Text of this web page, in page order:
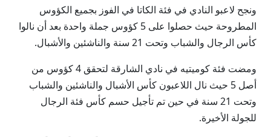
ونجح لاعبو النادي في فئة الكاتا في الفوز بجميع الكؤوس
المطروحة حيث حصلوا على 5 كؤوس جملة واحدة بعد أن نالوا
كأس الرجال والشباب وتحت 21 سنة والناشئين والأشبال.
ومضت فئة كوميتيه في نادي الشارقة لتحقق 4 كؤوس من
أصل 5 حيث نال اللاعبون كأس الأشبال والناشئين والشباب
وتحت 21 سنة في حين تم تأجيل حسم كأس فئة الرجال
للجولة الأخيرة.